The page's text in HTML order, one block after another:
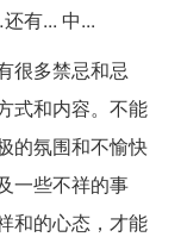
有... 中...
很多禁忌和忌
式和内容。不能
的氛围和不愉快
一些不祥的事
和的心态，才能